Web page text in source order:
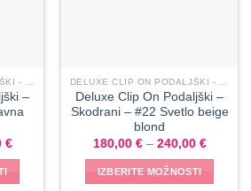
–
€
Deluxe Clip On Podaljški –
Skodrani – #22 Svetlo beige
blond
180,00 €– 240,00 €
IZBERITE MOŽNOSTI